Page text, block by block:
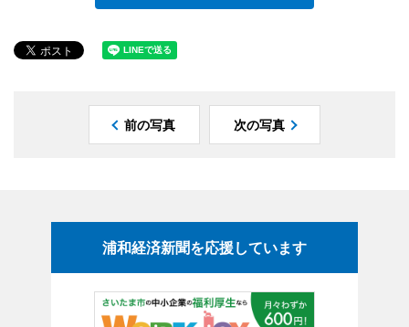
前の写真 次の写真
浦和経済新聞を応援しています